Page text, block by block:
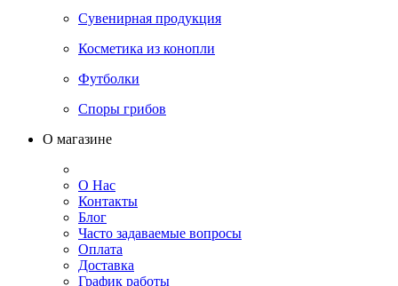
Сувенирная продукция
Косметика из конопли
Футболки
Споры грибов
О магазине
О Нас
Контакты
Блог
Часто задаваемые вопросы
Оплата
Доставка
График работы